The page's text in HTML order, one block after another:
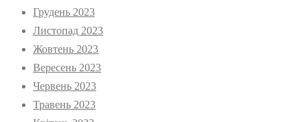
Грудень 2023
Листопад 2023
Жовтень 2023
Вересень 2023
Червень 2023
Травень 2023